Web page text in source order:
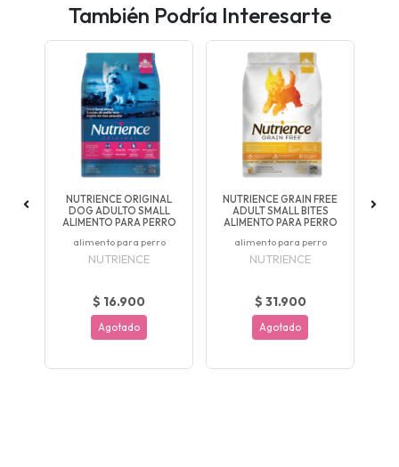
También Podría Interesarte
NUTRIENCE ORIGINAL
DOG ADULTO SMALL
ALIMENTO PARA PERRO
alimento para perro
NUTRIENCE
$ 16.900
Agotado
NUTRIENCE GRAIN FREE
ADULT SMALL BITES
ALIMENTO PARA PERRO
alimento para perro
NUTRIENCE
$ 31.900
Agotado